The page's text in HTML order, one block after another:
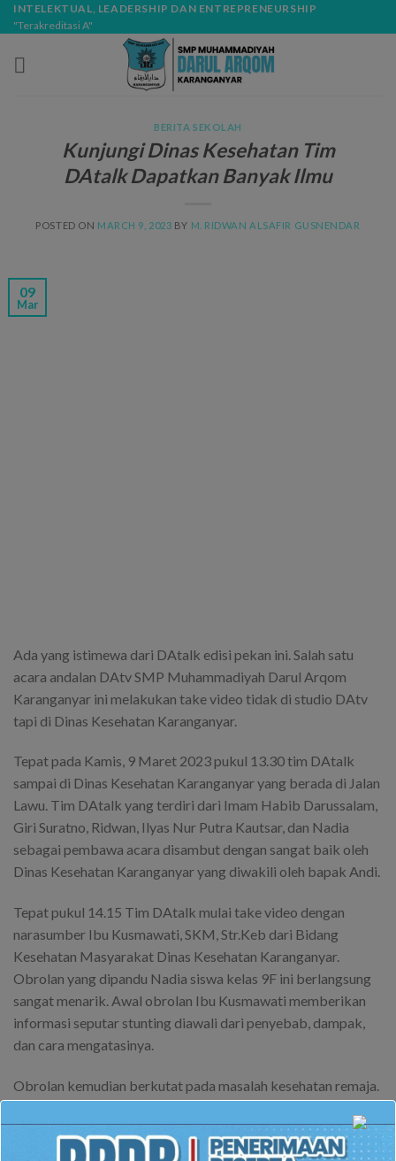
Skip
to
content
INTELEKTUAL, LEADERSHIP DAN ENTREPRENEURSHIP
"Terakreditasi A"
BERITA SEKOLAH
Kunjungi Dinas Kesehatan Tim
DAtalk Dapatkan Banyak Ilmu
POSTED ON MARCH 9, 2023 BY M. RIDWAN ALSAFIR GUSNENDAR
09
Mar
Ada yang istimewa dari DAtalk edisi pekan ini. Salah satu
acara andalan DAtv SMP Muhammadiyah Darul Arqom
Karanganyar ini melakukan take video tidak di studio DAtv
tapi di Dinas Kesehatan Karanganyar.
Tepat pada Kamis, 9 Maret 2023 pukul 13.30 tim DAtalk
sampai di Dinas Kesehatan Karanganyar yang berada di Jalan
Lawu. Tim DAtalk yang terdiri dari Imam Habib Darussalam,
Giri Suratno, Ridwan, Ilyas Nur Putra Kautsar, dan Nadia
sebagai pembawa acara disambut dengan sangat baik oleh
Dinas Kesehatan Karanganyar yang diwakili oleh bapak Andi.
Tepat pukul 14.15 Tim DAtalk mulai take video dengan
narasumber Ibu Kusmawati, SKM, Str.Keb dari Bidang
Kesehatan Masyarakat Dinas Kesehatan Karanganyar.
Obrolan yang dipandu Nadia siswa kelas 9F ini berlangsung
sangat menarik. Awal obrolan Ibu Kusmawati memberikan
informasi seputar stunting diawali dari penyebab, dampak,
dan cara mengatasinya.
Obrolan kemudian berkutat pada masalah kesehatan remaja.
kesehatan remaja dan beberapa pola hidup kurang sehat
yang sering dilakukan para remaja.
modal-check